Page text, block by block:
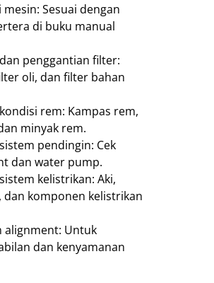
Sesuai dengan
di buku manual
penggantian filter:
oli, dan filter bahan
rem: Kampas rem,
minyak rem.
pendingin: Cek
dan water pump.
kelistrikan: Aki,
dan komponen kelistrikan
alignment: Untuk
dan kenyamanan